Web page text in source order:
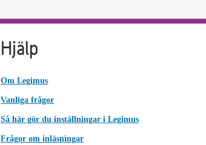
Hjälp
Om Legimus
Vanliga frågor
Så här gör du inställningar i Legimus
Frågor om inläsningar